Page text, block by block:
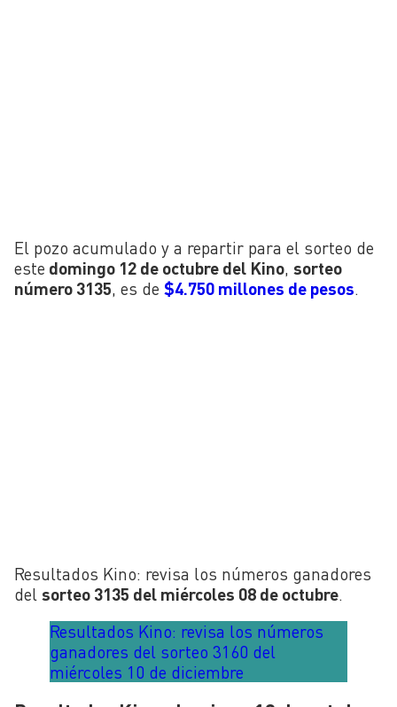
El pozo acumulado y a repartir para el sorteo de
este domingo 12 de octubre del Kino, sorteo
número 3135, es de $4.750 millones de pesos.
Resultados Kino: revisa los números ganadores
del sorteo 3135 del miércoles 08 de octubre.
Resultados Kino: revisa los números
ganadores del sorteo 3160 del
miércoles 10 de diciembre